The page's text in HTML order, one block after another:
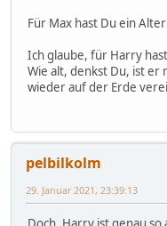
Für Max hast Du ein
Ich glaube, für Harry
Wie alt, denkst Du, ist er
wieder auf der Erde
pelbilkolm
29. Januar 2021, 23:39:13